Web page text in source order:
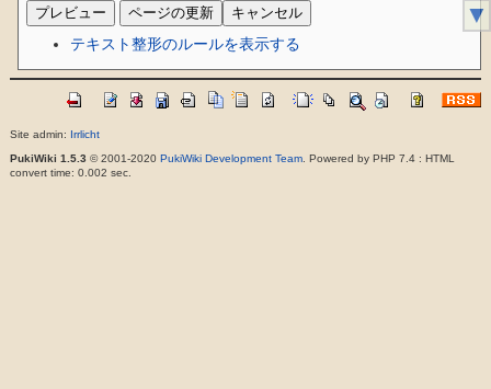
テキスト整形のルールを表示する
Site admin: Irrlicht
PukiWiki 1.5.3 © 2001-2020 PukiWiki Development Team. Powered by PHP 7.4 : HTML
convert time: 0.002 sec.
▼